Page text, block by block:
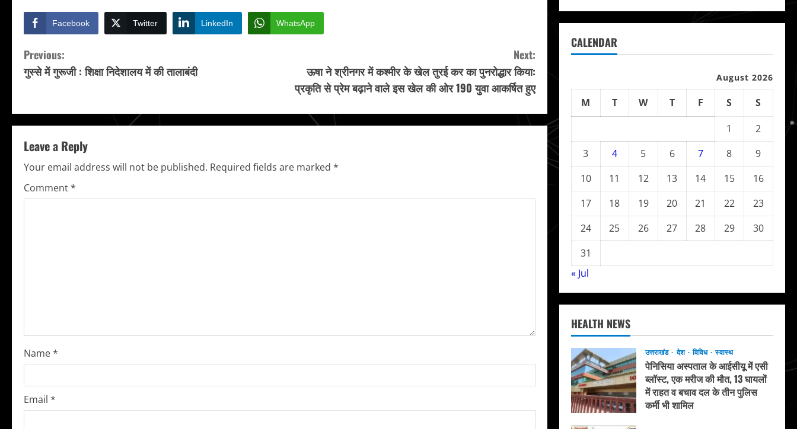
Facebook Twitter LinkedIn WhatsApp
C
o
n
t
i
n
u
d
i
n
g
Previous:
गुस्से में गुरूजी : शिक्षा निदेशालय में की तालाबंदी
Next:
ऊषा ने श्रीनगर में कश्मीर के खेल तुरई कर का पुनरोद्धार किया:
प्रकृति से प्रेम बढ़ाने वाले इस खेल की ओर 190 युवा आकर्षित हुए
Leave a Reply
Your email address will not be published. Required fields are marked *
Comment*
Name*
Email *
CALENDAR
August 2026
M T W T F S
S
1
2
3
4 5 6 7 8
9
10
11 12 13 14 15
16
17
18 19 20 21 22
23
24
25 26 27 28 29
30
31
« Jul
HEALTH NEWS
उत्तराखंड देश विविध स्वास्थ
पेनिसिया अस्पताल के आईसीयू में एसी
ब्लॉस्ट, एक मरीज की मौत, 13 घायलों
में राहत व बचाव दल के तीन पुलिस
कर्मी भी शामिल